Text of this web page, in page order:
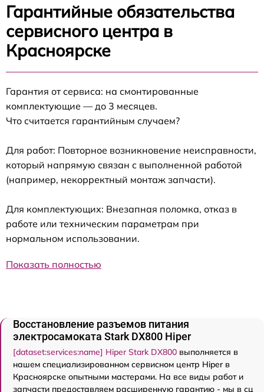
Гарантийные обязательства
сервисного центра в
Красноярске
Гарантия от сервиса: на смонтированные
комплектующие — до 3 месяцев.
Что считается гарантийным случаем?
Для работ: Повторное возникновение неисправности,
который напрямую связан с выполненной работой
(например, некорректный монтаж запчасти).
Для комплектующих: Внезапная поломка, отказ в
работе или техническим параметрам при
нормальном использовании.
Показать полностью
Восстановление разъемов питания
электросамоката Stark DX800 Hiper
[dataset:services:name] Hiper Stark DX800 выполняется в
нашем специализированном сервисном центр Hiper в
Красноярске опытными мастерами. На все виды работ и
запчасти предоставляем расширенную гарантию - мы в сц